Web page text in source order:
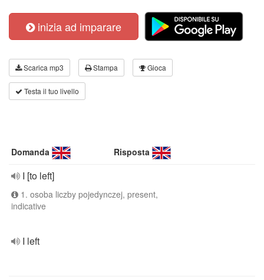
inizia ad imparare
Scarica mp3 Stampa Gioca
Testa il tuo livello
Domanda Risposta
I [to left]
1. osoba liczby pojedynczej, present,
indicative
I left